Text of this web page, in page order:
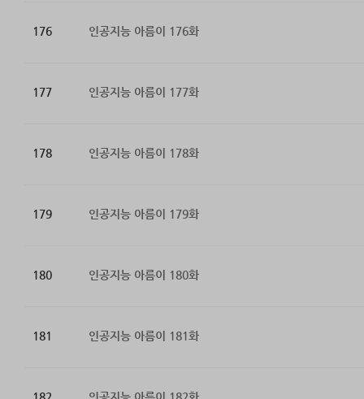
176 인공지능 아름이 176화
177 인공지능 아름이 177화
178 인공지능 아름이 178화
179 인공지능 아름이 179화
180 인공지능 아름이 180화
181 인공지능 아름이 181화